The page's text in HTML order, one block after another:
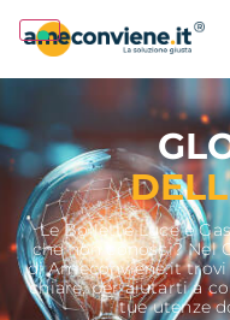
Le Bollette Luce e
che non conosci? Nel
di Ameconviene.it
chiare, per aiutarti a
tue utenze